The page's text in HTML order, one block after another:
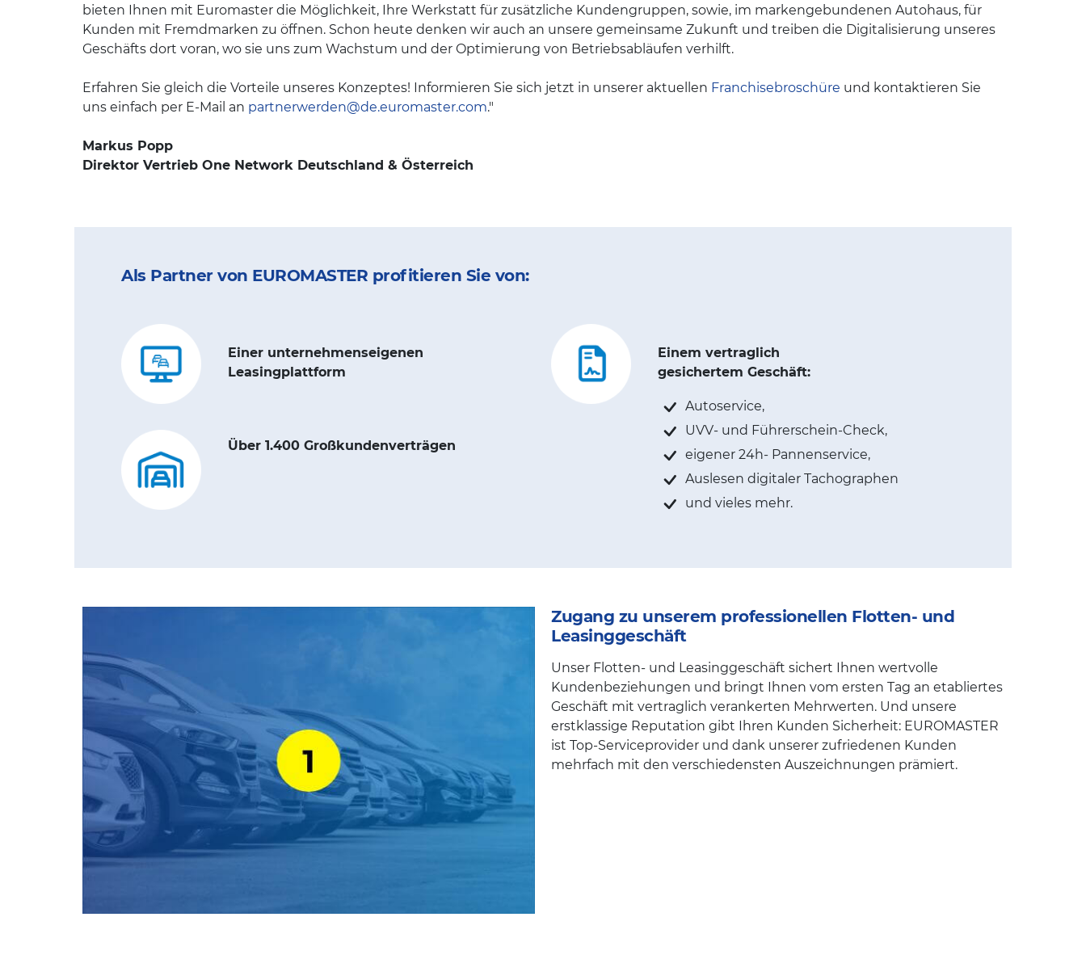
bieten Ihnen mit Euromaster die Möglichkeit, Ihre Werkstatt für zusätzliche Kundengruppen, sowie, im markengebundenen Autohaus, für
Kunden mit Fremdmarken zu öffnen. Schon heute denken wir auch an unsere gemeinsame Zukunft und treiben die Digitalisierung unseres
Geschäfts dort voran, wo sie uns zum Wachstum und der Optimierung von Betriebsabläufen verhilft.
Erfahren Sie gleich die Vorteile unseres Konzeptes! Informieren Sie sich jetzt in unserer aktuellen Franchisebroschüre und kontaktieren Sie
uns einfach per E-Mail an partnerwerden@de.euromaster.com."
Markus Popp
Direktor Vertrieb One Network Deutschland & Österreich
Als Partner von EUROMASTER profitieren Sie von:
Einer unternehmenseigenen
Leasingplattform
Über 1.400 Großkundenverträgen
Einem vertraglich
gesichertem Geschäft:
Autoservice,
UVV- und Führerschein-Check,
eigener 24h- Pannenservice,
Auslesen digitaler Tachographen
und vieles mehr.
Zugang zu unserem professionellen Flotten- und
Leasinggeschäft
Unser Flotten- und Leasinggeschäft sichert Ihnen wertvolle
Kundenbeziehungen und bringt Ihnen vom ersten Tag an etabliertes
Geschäft mit vertraglich verankerten Mehrwerten. Und unsere
erstklassige Reputation gibt Ihren Kunden Sicherheit: EUROMASTER
ist Top-Serviceprovider und dank unserer zufriedenen Kunden
mehrfach mit den verschiedensten Auszeichnungen prämiert.